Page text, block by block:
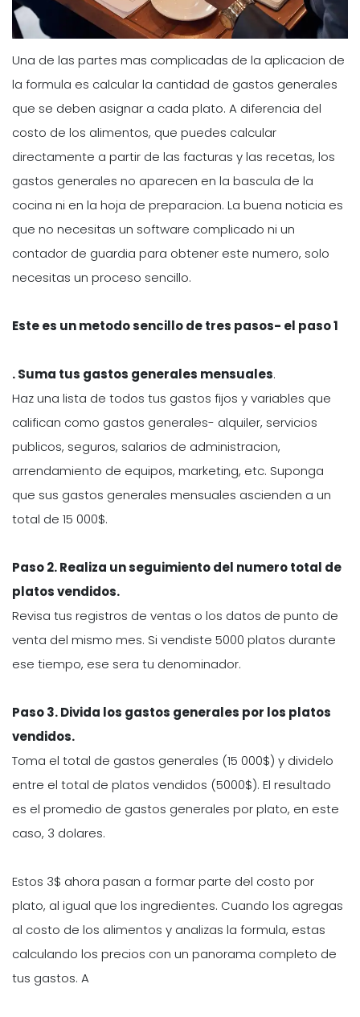
Una de las partes mas complicadas de la aplicacion de
la formula es calcular la cantidad de gastos generales
que se deben asignar a cada plato. A diferencia del
costo de los alimentos, que puedes calcular
directamente a partir de las facturas y las recetas, los
gastos generales no aparecen en la bascula de la
cocina ni en la hoja de preparacion. La buena noticia es
que no necesitas un software complicado ni un
contador de guardia para obtener este numero, solo
necesitas un proceso sencillo.
Este es un metodo sencillo de tres pasos- el paso 1
. Suma tus gastos generales mensuales.
Haz una lista de todos tus gastos fijos y variables que
califican como gastos generales- alquiler, servicios
publicos, seguros, salarios de administracion,
arrendamiento de equipos, marketing, etc. Suponga
que sus gastos generales mensuales ascienden a un
total de 15 000$.
Paso 2. Realiza un seguimiento del numero total de
platos vendidos.
Revisa tus registros de ventas o los datos de punto de
venta del mismo mes. Si vendiste 5000 platos durante
ese tiempo, ese sera tu denominador.
Paso 3. Divida los gastos generales por los platos
vendidos.
Toma el total de gastos generales (15 000$) y dividelo
entre el total de platos vendidos (5000$). El resultado
es el promedio de gastos generales por plato, en este
caso, 3 dolares.
Estos 3$ ahora pasan a formar parte del costo por
plato, al igual que los ingredientes. Cuando los agregas
al costo de los alimentos y analizas la formula, estas
calculando los precios con un panorama completo de
tus gastos. A